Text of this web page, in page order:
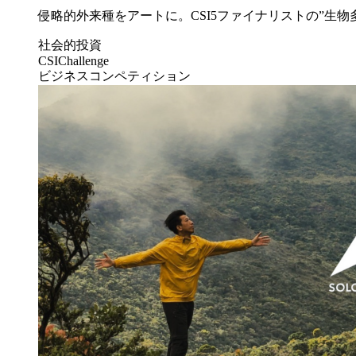
侵略的外来種をアートに。CSI5ファイナリストの”生物
社会的投資
CSIChallenge
ビジネスコンペティション